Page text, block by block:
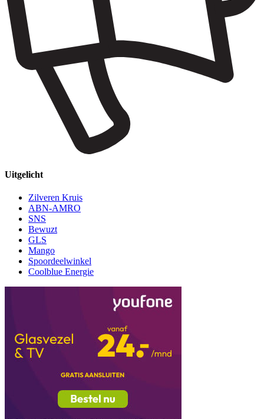
Uitgelicht
Zilveren Kruis
ABN-AMRO
SNS
Bewuzt
GLS
Mango
Spoordeelwinkel
Coolblue Energie